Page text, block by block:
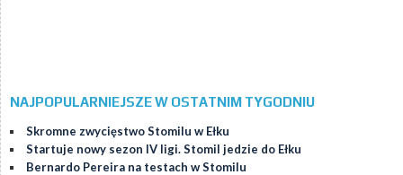
NAJPOPULARNIEJSZE W OSTATNIM TYGODNIU
Skromne zwycięstwo Stomilu w Ełku
Startuje nowy sezon IV ligi. Stomil jedzie do Ełku
Bernardo Pereira na testach w Stomilu